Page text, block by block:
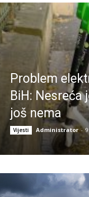
Problem
BiH: Nesreća
još nema
Vijesti Administrator -